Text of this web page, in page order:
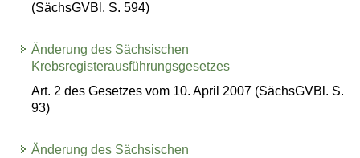
(SächsGVBl. S. 594)
Änderung des Sächsischen
Krebsregisterausführungsgesetzes
Art. 2 des Gesetzes vom 10. April 2007 (SächsGVBl. S.
93)
Änderung des Sächsischen